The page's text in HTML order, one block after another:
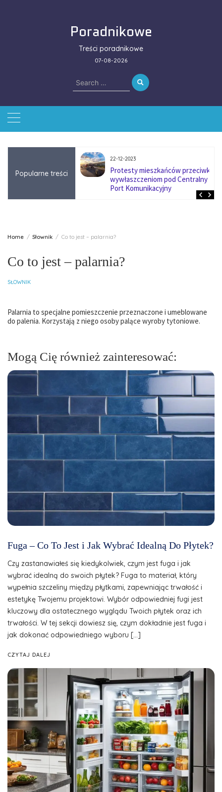
Poradnikowe
Treści poradnikowe
07-08-2026
Search
for:
Popularne treści
się na zmianę
w firmach
22-12-2023
Protesty mieszkańców przeciwko
wywłaszczeniom pod Centralny
Port Komunikacyjny
Home Słownik Co to jest – palarnia?
Co to jest – palarnia?
SŁOWNIK
Palarnia to specjalne pomieszczenie przeznaczone i umeblowane
do palenia. Korzystają z niego osoby palące wyroby tytoniowe.
Mogą Cię również zainteresować:
Fuga – Co To Jest i Jak Wybrać Idealną Do Płytek?
Czy zastanawiałeś się kiedykolwiek, czym jest fuga i jak
wybrać idealną do swoich płytek? Fuga to materiał, który
wypełnia szczeliny między płytkami, zapewniając trwałość i
estetykę Twojemu projektowi. Wybór odpowiedniej fugi jest
kluczowy dla ostatecznego wyglądu Twoich płytek oraz ich
trwałości. W tej sekcji dowiesz się, czym dokładnie jest fuga i
jak dokonać odpowiedniego wyboru […]
CZYTAJ DALEJ